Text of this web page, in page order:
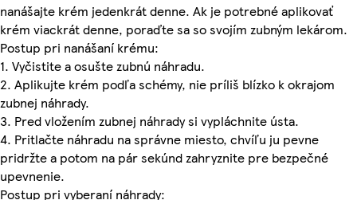
nanášajte krém jedenkrát denne. Ak je potrebné aplikovať
krém viackrát denne, poraďte sa so svojím zubným lekárom.
Postup pri nanášaní krému:
1. Vyčistite a osušte zubnú náhradu.
2. Aplikujte krém podľa schémy, nie príliš blízko k okrajom
zubnej náhrady.
3. Pred vložením zubnej náhrady si vypláchnite ústa.
4. Pritlačte náhradu na správne miesto, chvíľu ju pevne
pridržte a potom na pár sekúnd zahryznite pre bezpečné
upevnenie.
Postup pri vyberaní náhrady: